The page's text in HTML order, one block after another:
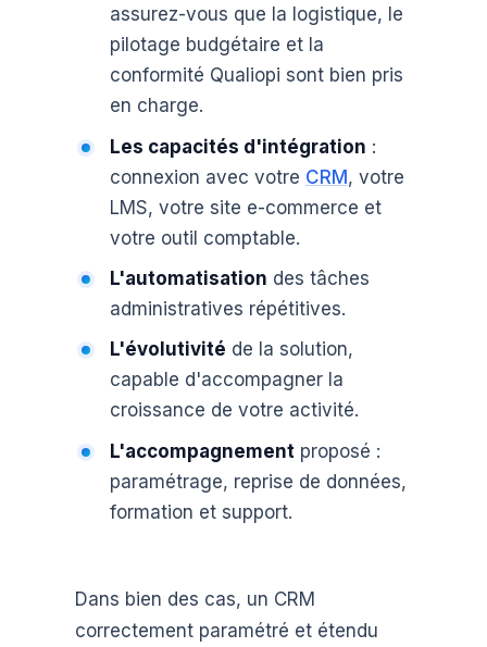
assurez-vous que la logistique, le
pilotage budgétaire et la
conformité Qualiopi sont bien pris
en charge.
Les capacités d'intégration :
connexion avec votre CRM, votre
LMS, votre site e-commerce et
votre outil comptable.
L'automatisation des tâches
administratives répétitives.
L'évolutivité de la solution,
capable d'accompagner la
croissance de votre activité.
L'accompagnement proposé :
paramétrage, reprise de données,
formation et support.
Dans bien des cas, un CRM
correctement paramétré et étendu